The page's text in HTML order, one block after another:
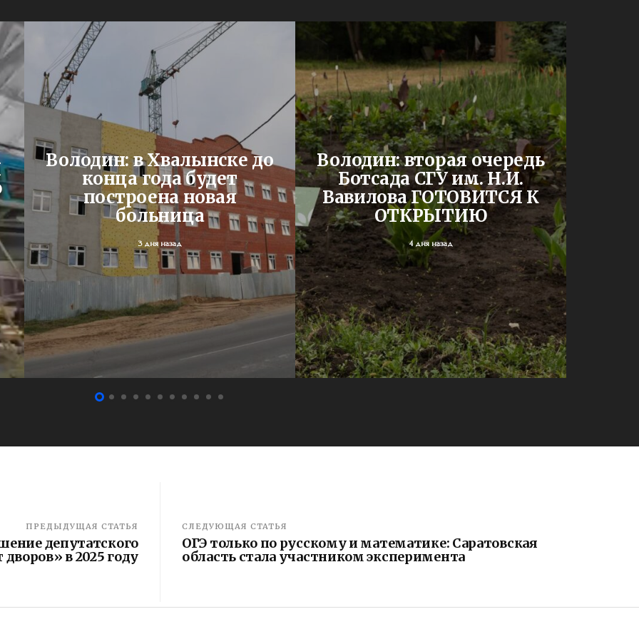
Володин: в Хвалынске до
конца года будет
построена новая
больница
3 дня назад
Володин: вторая очередь
Ботсада СГУ им. Н.И.
Вавилова ГОТОВИТСЯ К
ОТКРЫТИЮ
4 дня назад
ПРЕДЫДУЩАЯ СТАТЬЯ
депутатского
в 2025 году
СЛЕДУЮЩАЯ СТАТЬЯ
ОГЭ только по русскому и математике: Саратовская
область стала участником эксперимента